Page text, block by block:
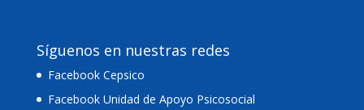
Síguenos en nuestras redes
Facebook Cepsico
Facebook Unidad de Apoyo Psicosocial